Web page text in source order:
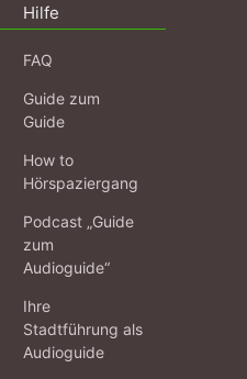
Hilfe
FAQ
Guide zum
Guide
How to
Hörspaziergang
Podcast „Guide
zum
Audioguide“
Ihre
Stadtführung als
Audioguide